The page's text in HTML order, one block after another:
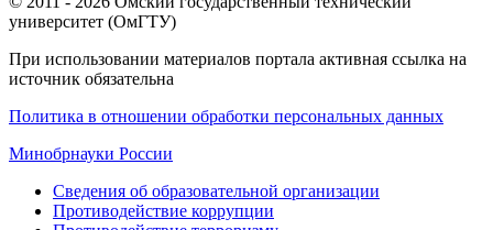
университет (ОмГТУ)
При использовании материалов портала активная ссылка на
источник обязательна
Политика в отношении обработки персональных данных
Минобрнауки России
Сведения об образовательной организации
Противодействие коррупции